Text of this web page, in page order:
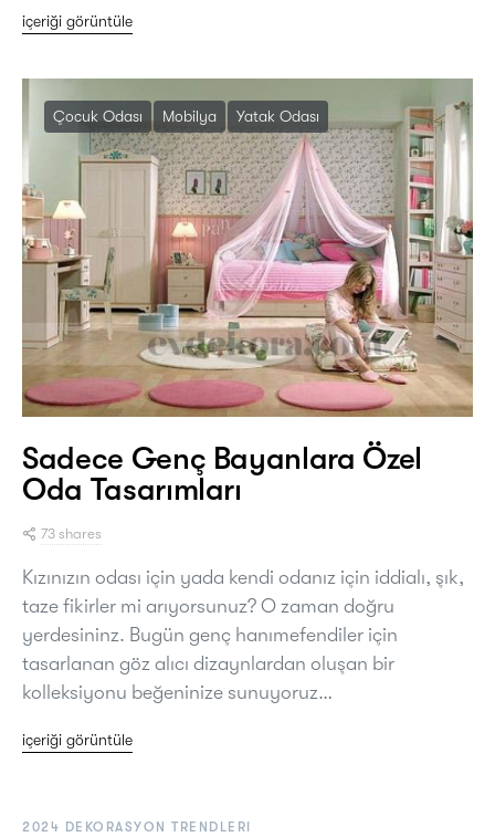
içeriği görüntüle
Çocuk Odası Mobilya Yatak Odası
Sadece Genç Bayanlara Özel
Oda Tasarımları
73 shares
Kızınızın odası için yada kendi odanız için iddialı, şık,
taze fikirler mi arıyorsunuz? O zaman doğru
yerdesininz. Bugün genç hanımefendiler için
tasarlanan göz alıcı dizaynlardan oluşan bir
kolleksiyonu beğeninize sunuyoruz…
içeriği görüntüle
2024 DEKORASYON TRENDLERI